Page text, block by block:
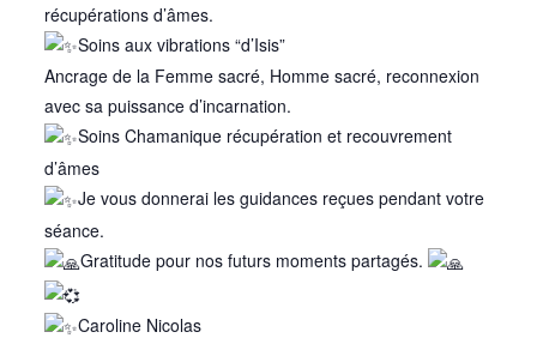
récupérations d’âmes.
Soins aux vibrations “d’Isis”
Ancrage de la Femme sacré, Homme sacré, reconnexion
avec sa puissance d’incarnation.
Soins Chamanique récupération et recouvrement
d’âmes
Je vous donnerai les guidances reçues pendant votre
séance.
Gratitude pour nos futurs moments partagés.
Caroline Nicolas